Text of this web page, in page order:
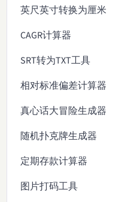
英尺英寸转换为厘米
CAGR计算器
SRT转为TXT工具
相对标准偏差计算器
真心话大冒险生成器
随机扑克牌生成器
定期存款计算器
图片打码工具